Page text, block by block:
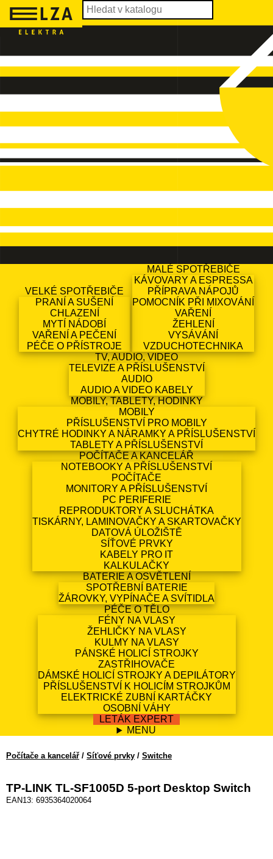
VELKÉ SPOTŘEBIČE
PRANÍ A SUŠENÍ
CHLAZENÍ
MYTÍ NÁDOBÍ
VAŘENÍ A PEČENÍ
PÉČE O PŘÍSTROJE
MALÉ SPOTŘEBIČE
KÁVOVARY A ESPRESSA
PŘÍPRAVA NÁPOJŮ
POMOCNÍK PŘI MIXOVÁNÍ
VAŘENÍ
ŽEHLENÍ
VYSÁVÁNÍ
VZDUCHOTECHNIKA
TV, AUDIO, VIDEO
TELEVIZE A PŘÍSLUŠENSTVÍ
AUDIO
AUDIO A VIDEO KABELY
MOBILY, TABLETY, HODINKY
MOBILY
PŘÍSLUŠENSTVÍ PRO MOBILY
CHYTRÉ HODINKY A NÁRAMKY A PŘÍSLUŠENSTVÍ
TABLETY A PŘÍSLUŠENSTVÍ
POČÍTAČE A KANCELÁŘ
NOTEBOOKY A PŘÍSLUŠENSTVÍ
POČÍTAČE
MONITORY A PŘÍSLUŠENSTVÍ
PC PERIFERIE
REPRODUKTORY A SLUCHÁTKA
TISKÁRNY, LAMINOVAČKY A SKARTOVAČKY
DATOVÁ ÚLOŽIŠTĚ
SÍŤOVÉ PRVKY
KABELY PRO IT
KALKULAČKY
BATERIE A OSVĚTLENÍ
SPOTŘEBNÍ BATERIE
ŽÁROVKY, VYPÍNAČE A SVÍTIDLA
PÉČE O TĚLO
FÉNY NA VLASY
ŽEHLIČKY NA VLASY
KULMY NA VLASY
PÁNSKÉ HOLICÍ STROJKY
ZASTŘIHOVAČE
DÁMSKÉ HOLICÍ STROJKY A DEPILÁTORY
PŘÍSLUŠENSTVÍ K HOLICÍM STROJKŮM
ELEKTRICKÉ ZUBNÍ KARTÁČKY
OSOBNÍ VÁHY
LETÁK EXPERT
MENU
Počítače a kancelář / Síťové prvky / Switche
TP-LINK TL-SF1005D 5-port Desktop Switch
EAN13: 6935364020064